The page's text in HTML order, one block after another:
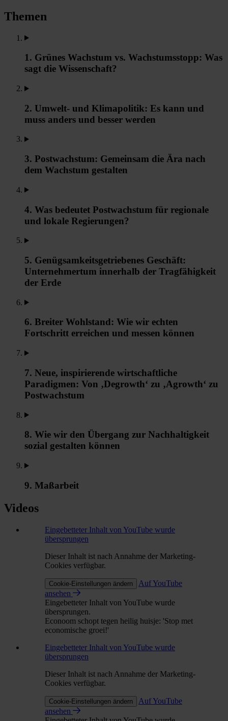
Themen
1. Grünes Wachstum vs. Wachstumsstopp: Was
sagt die Wissenschaft?
2. Umwelt- und Klimapolitik: Es kann und
muss anders und besser werden
3. Postwachstum: Gemeinsam die Ära nach
dem Wachstum gestalten
4. Was bedeutet Postwachstum für regionale
und lokale Regierungen?
5. Genügsamkeitsgetriebenes Geschäft:
Unternehmertum innerhalb der Tragfähigkeit
der Erde
6. Breiter Wohlstand: Wie wir echten
Fortschritt erreichen und messen können
7. Neue, inspirierende wirtschaftliche
Paradigmen: Von ‚Degrowth‘ zu ‚Agrowth‘ zu
Postwachstum
8. Wie wir den Übergang zur Nachhaltigkeit
sozial gestalten können
9. Maßarbeit
Videos
Eingebetteter Inhalt von YouTube wurde
übersprungen
Dieser Inhalt ist nach Annahme der Marketing-
Cookies verfügbar.
Cookie-Einstellungen ändern
Auf YouTube
ansehen
Eingebetteter Inhalt von YouTube wurde
übersprungen.
Econoom schopt tegen heilig huisje: 'Stop met
economische groei!'
Eingebetteter Inhalt von YouTube wurde
übersprungen
Dieser Inhalt ist nach Annahme der Marketing-
Cookies verfügbar.
Cookie-Einstellungen ändern
Auf YouTube
ansehen